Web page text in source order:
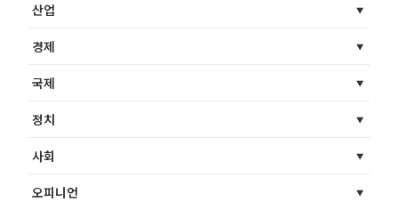
산업
경제
국제
정치
사회
오피니언